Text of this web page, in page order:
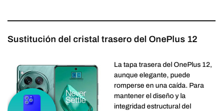
Sustitución del cristal trasero del OnePlus 12
La tapa trasera del OnePlus 12,
aunque elegante, puede
romperse en una caída. Para
mantener el diseño y la
integridad estructural del